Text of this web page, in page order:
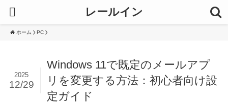
レールイン
ホーム PC
Windows 11で既定のメールアプ
リを変更する方法：初心者向け設
定ガイド
2025
12/29